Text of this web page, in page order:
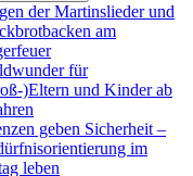
der Martinslieder und
am
für
)Eltern und Kinder ab
geben Sicherheit –
im
leben